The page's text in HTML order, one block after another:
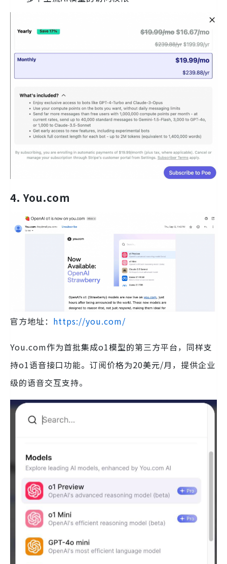
4. You.com
官方地址： https://you.com/
You.com作为首批集成o1模型的第三方平台，同样支
持o1语音接口功能。订阅价格为20美元/月，提供企业
级的语音交互支持。